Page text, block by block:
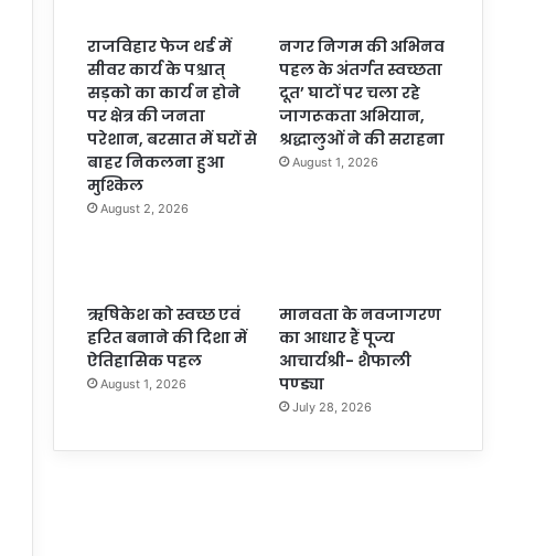
राजविहार फेज थर्ड में
सीवर कार्य के पश्चात्
सड़को का कार्य न होने
पर क्षेत्र की जनता
परेशान, बरसात में घरों से
बाहर निकलना हुआ
मुश्किल
August 2, 2026
नगर निगम की अभिनव
पहल के अंतर्गत स्वच्छता
दूत’ घाटों पर चला रहे
जागरूकता अभियान,
श्रद्धालुओं ने की सराहना
August 1, 2026
ऋषिकेश को स्वच्छ एवं
हरित बनाने की दिशा में
ऐतिहासिक पहल
August 1, 2026
मानवता के नवजागरण
का आधार हैं पूज्य
आचार्यश्री- शैफाली
पण्ड्या
July 28, 2026